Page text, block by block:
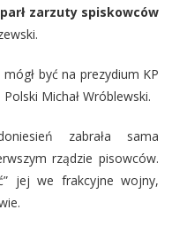
zarzuty spiskowców
być na prezydium KP
Michał Wróblewski.
zabrała sama
rządzie pisowców.
jej we frakcyjne wojny,